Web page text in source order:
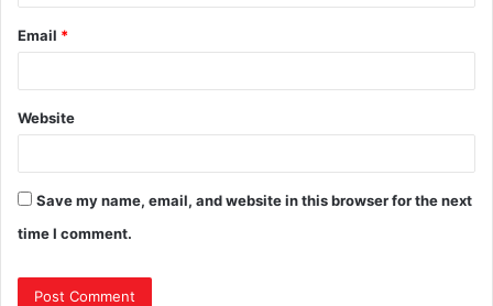
Email *
Website
Save my name, email, and website in this browser for the next
time I comment.